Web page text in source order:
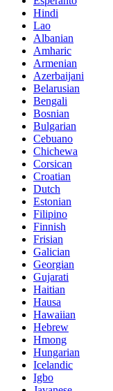
Hindi
Lao
Albanian
Amharic
Armenian
Azerbaijani
Belarusian
Bengali
Bosnian
Bulgarian
Cebuano
Chichewa
Corsican
Croatian
Dutch
Estonian
Filipino
Finnish
Frisian
Galician
Georgian
Gujarati
Haitian
Hausa
Hawaiian
Hebrew
Hmong
Hungarian
Icelandic
Igbo